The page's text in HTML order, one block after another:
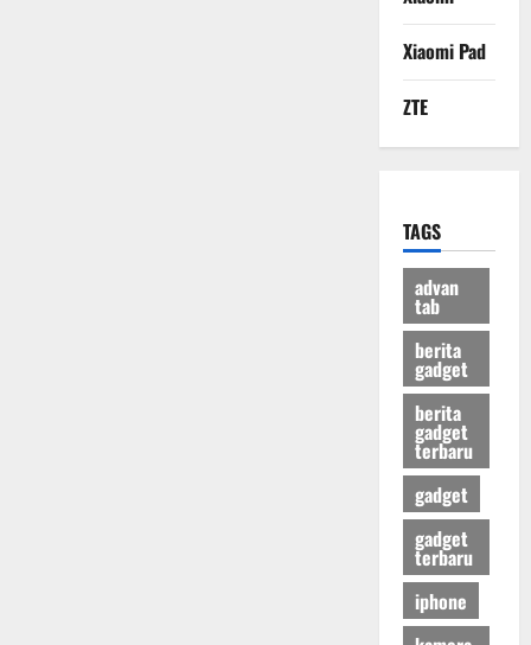
Xiaomi Pad
ZTE
TAGS
advan
tab
berita
gadget
berita
gadget
terbaru
gadget
gadget
terbaru
iphone